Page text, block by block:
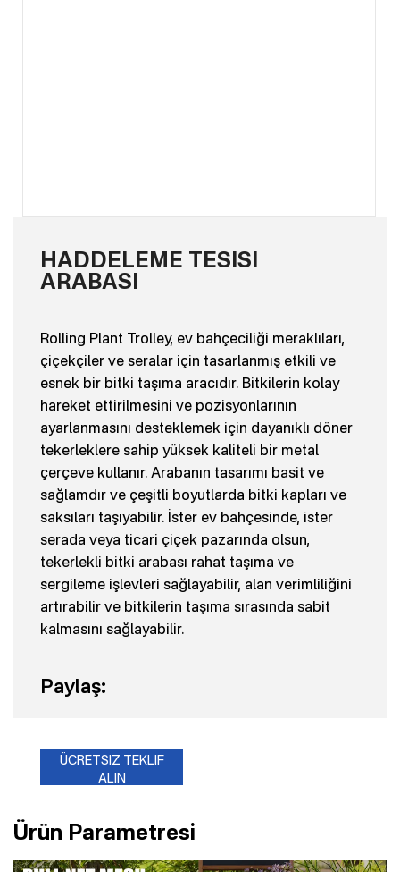
HADDELEME TESISI
ARABASI
Rolling Plant Trolley, ev bahçeciliği meraklıları,
çiçekçiler ve seralar için tasarlanmış etkili ve
esnek bir bitki taşıma aracıdır. Bitkilerin kolay
hareket ettirilmesini ve pozisyonlarının
ayarlanmasını desteklemek için dayanıklı döner
tekerleklere sahip yüksek kaliteli bir metal
çerçeve kullanır. Arabanın tasarımı basit ve
sağlamdır ve çeşitli boyutlarda bitki kapları ve
saksıları taşıyabilir. İster ev bahçesinde, ister
serada veya ticari çiçek pazarında olsun,
tekerlekli bitki arabası rahat taşıma ve
sergileme işlevleri sağlayabilir, alan verimliliğini
artırabilir ve bitkilerin taşıma sırasında sabit
kalmasını sağlayabilir.
Paylaş:
ÜCRETSIZ TEKLIF
ALIN
Ürün Parametresi